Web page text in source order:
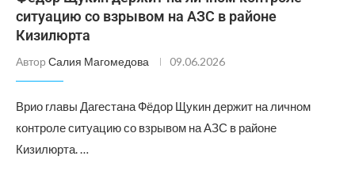
ситуацию со взрывом на АЗС в районе
Кизилюрта
Автор Салия Магомедова 09.06.2026
Врио главы Дагестана Фёдор Щукин держит на личном
контроле ситуацию со взрывом на АЗС в районе
Кизилюрта. …